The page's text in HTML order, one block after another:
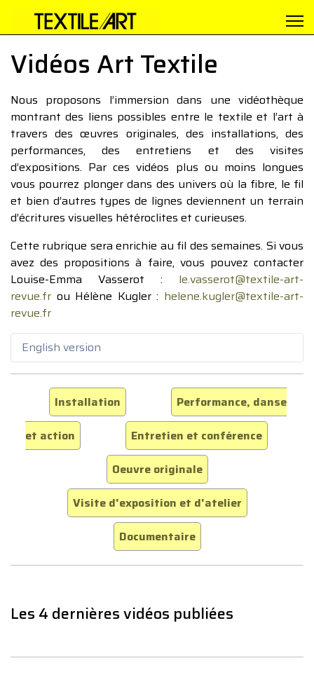
Vidéos Art Textile
Nous proposons l’immersion dans une vidéothèque
montrant des liens possibles entre le textile et l’art à
travers des œuvres originales, des installations, des
performances, des entretiens et des visites
d’expositions. Par ces vidéos plus ou moins longues
vous pourrez plonger dans des univers où la fibre, le fil
et bien d’autres types de lignes deviennent un terrain
d’écritures visuelles hétéroclites et curieuses.
Cette rubrique sera enrichie au fil des semaines. Si vous
avez des propositions à faire, vous pouvez contacter
Louise-Emma Vasserot : le.vasserot@textile-art-
revue.fr ou Hélène Kugler : helene.kugler@textile-art-
revue.fr
English version
Installation
Performance, danse
et action
Entretien et conférence
Oeuvre originale
Visite d'exposition et d'atelier
Documentaire
Les 4 dernières vidéos publiées